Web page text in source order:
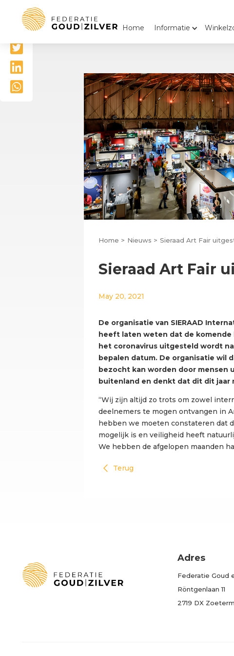
Home Informatie
Delen




Home > Nieuws > Sieraad Art Fair
Sieraad Art Fair
May 20, 2021
De organisatie van SIERAAD
heeft laten weten dat de komende
het coronavirus uitgesteld wordt
bepalen datum. De organisatie wil
bezocht kan worden door mensen
buitenland en denkt dat dit dit jaar
“Wij zijn altijd zo trots om zowel
deelnemers te mogen ontvangen in
hebben we moeten constateren dat
mogelijk is en veiligheid heeft
We hebben de afgelopen maanden
Terug
Adres
Federatie Goud
Röntgenlaan 11
2719 DX